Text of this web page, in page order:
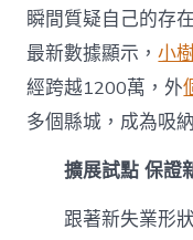
瞬間質疑自己的存
最新數據顯示，小
經跨越1200萬，外
多個縣城，成為吸
擴展試點 保證
跟著新失業形